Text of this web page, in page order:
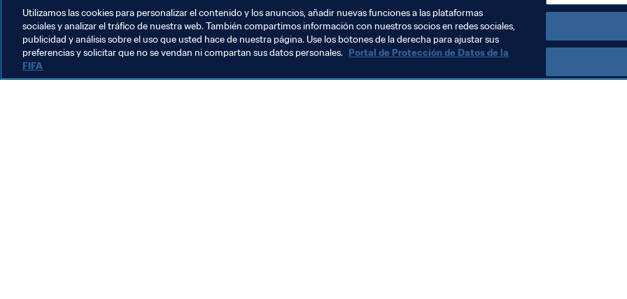
Hashtag oficial: #FIFAeWorldCup
Utilizamos las cookies para personalizar el contenido y los anuncios, añadir nuevas funciones a las plataformas
sociales y analizar el tráfico de nuestra web. También compartimos información con nuestros socios en redes sociales,
publicidad y análisis sobre el uso que usted hace de nuestra página. Use los botones de la derecha para ajustar sus
preferencias y solicitar que no se vendan ni compartan sus datos personales. Portal de Protección de Datos de la
FIFA